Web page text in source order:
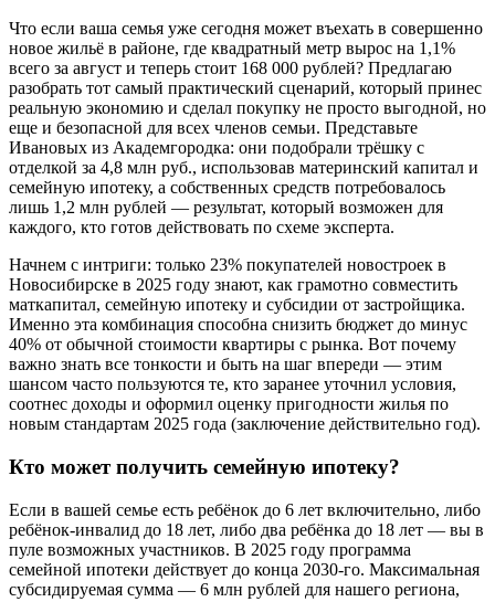
Что если ваша семья уже сегодня может въехать в совершенно
новое жильё в районе, где квадратный метр вырос на 1,1%
всего за август и теперь стоит 168 000 рублей? Предлагаю
разобрать тот самый практический сценарий, который принес
реальную экономию и сделал покупку не просто выгодной, но
еще и безопасной для всех членов семьи. Представьте
Ивановых из Академгородка: они подобрали трёшку с
отделкой за 4,8 млн руб., использовав материнский капитал и
семейную ипотеку, а собственных средств потребовалось
лишь 1,2 млн рублей — результат, который возможен для
каждого, кто готов действовать по схеме эксперта.
Начнем с интриги: только 23% покупателей новостроек в
Новосибирске в 2025 году знают, как грамотно совместить
маткапитал, семейную ипотеку и субсидии от застройщика.
Именно эта комбинация способна снизить бюджет до минус
40% от обычной стоимости квартиры с рынка. Вот почему
важно знать все тонкости и быть на шаг впереди — этим
шансом часто пользуются те, кто заранее уточнил условия,
соотнес доходы и оформил оценку пригодности жилья по
новым стандартам 2025 года (заключение действительно год).
Кто может получить семейную ипотеку?
Если в вашей семье есть ребёнок до 6 лет включительно, либо
ребёнок-инвалид до 18 лет, либо два ребёнка до 18 лет — вы в
пуле возможных участников. В 2025 году программа
семейной ипотеки действует до конца 2030-го. Максимальная
субсидируемая сумма — 6 млн рублей для нашего региона,